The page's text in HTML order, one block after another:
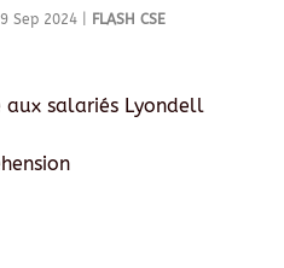
Sep 2024 FLASH CSE
aux salariés Lyondell